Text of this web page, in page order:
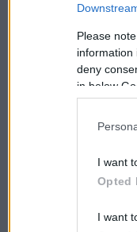
Please
information
deny
in below
I want
Opted
I want